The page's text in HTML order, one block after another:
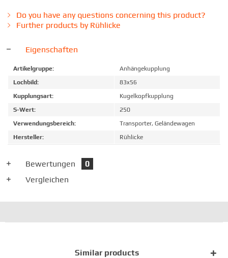
Do you have any questions concerning this product?
Further products by Rühlicke
Eigenschaften
Artikelgruppe:
Anhängekupplung
Lochbild:
83x56
Kupplungsart:
Kugelkopfkupplung
S-Wert:
250
Verwendungsbereich:
Transporter, Geländewagen
Hersteller:
Rühlicke
Bewertungen
0
Vergleichen
Similar products